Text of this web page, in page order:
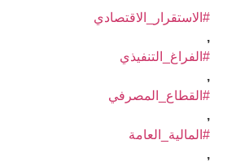
#الاستقرار_الاقتصادي
,
#الفراغ_التنفيذي
,
#القطاع_المصرفي
,
#المالية_العامة
,